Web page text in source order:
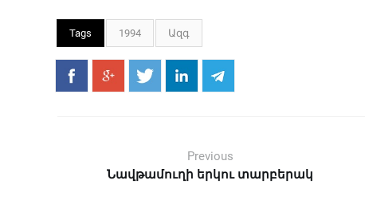
Tags 1994 Ազգ
Previous
Նավթամուղի երկու տարբերակ